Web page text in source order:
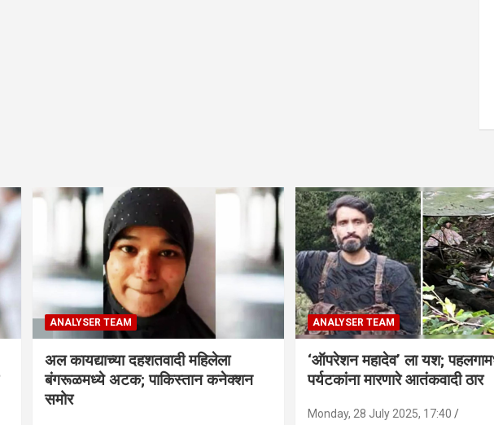
ANALYSER TEAM
अल कायद्याच्या दहशतवादी महिलेला
बंगरूळमध्ये अटक; पाकिस्तान कनेक्शन
समोर
ANALYSER TEAM
‘ऑपरेशन महादेव’ ला यश;
पर्यटकांना मारणारे आतंकवादी ठार
Monday, 28 July 2025, 17:40